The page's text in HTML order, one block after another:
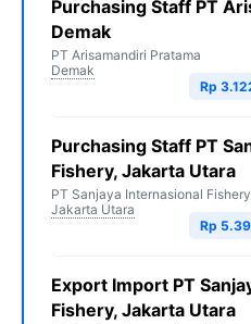
Purchasing Staff PT
Demak
PT Arisamandiri Pratama
Demak
Rp
Purchasing Staff PT
Fishery, Jakarta Utara
PT Sanjaya Internasional Fishery
Jakarta Utara
Rp
Export Import PT
Fishery, Jakarta Utara